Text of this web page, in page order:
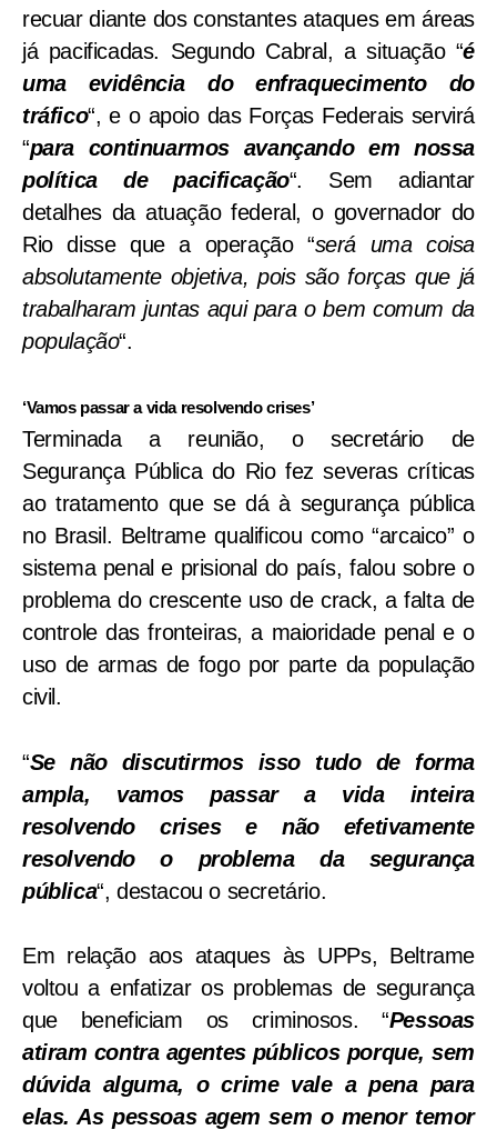
recuar diante dos constantes ataques em áreas
já pacificadas. Segundo Cabral, a situação “é
uma evidência do enfraquecimento do
tráfico“, e o apoio das Forças Federais servirá
“para continuarmos avançando em nossa
política de pacificação“. Sem adiantar
detalhes da atuação federal, o governador do
Rio disse que a operação “será uma coisa
absolutamente objetiva, pois são forças que já
trabalharam juntas aqui para o bem comum da
população“.
‘Vamos passar a vida resolvendo crises’
Terminada a reunião, o secretário de
Segurança Pública do Rio fez severas críticas
ao tratamento que se dá à segurança pública
no Brasil. Beltrame qualificou como “arcaico” o
sistema penal e prisional do país, falou sobre o
problema do crescente uso de crack, a falta de
controle das fronteiras, a maioridade penal e o
uso de armas de fogo por parte da população
civil.
“Se não discutirmos isso tudo de forma
ampla, vamos passar a vida inteira
resolvendo crises e não efetivamente
resolvendo o problema da segurança
pública“, destacou o secretário.
Em relação aos ataques às UPPs, Beltrame
voltou a enfatizar os problemas de segurança
que beneficiam os criminosos. “Pessoas
atiram contra agentes públicos porque, sem
dúvida alguma, o crime vale a pena para
elas. As pessoas agem sem o menor temor